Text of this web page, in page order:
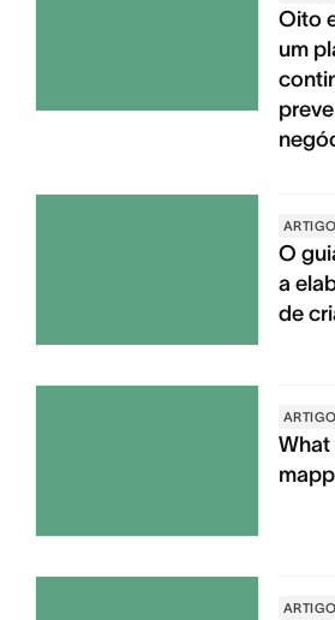
Oito
um
ARTIGO
O
a
de
ARTIGO
What
ARTIGO